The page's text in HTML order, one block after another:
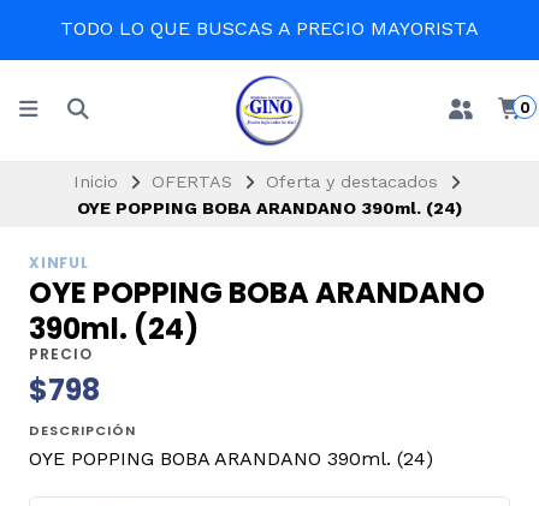
TODO LO QUE BUSCAS A PRECIO MAYORISTA
0
Inicio OFERTAS
Oferta y destacados
OYE POPPING BOBA ARANDANO 390ml. (24)
XINFUL
OYE POPPING BOBA ARANDANO
390ml. (24)
PRECIO
$798
DESCRIPCIÓN
OYE POPPING BOBA ARANDANO 390ml. (24)